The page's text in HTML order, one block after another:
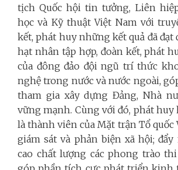
tịch Quốc hội tin tưởng, Liên
học và Kỹ thuật Việt Nam với
kết, phát huy những kết quả đã đạt
hạt nhân tập hợp, đoàn kết, phát
của đông đảo đội ngũ trí thức
nghệ trong nước và nước ngoài,
tham gia xây dựng Đảng, Nhà
vững mạnh. Cùng với đó, phát huy
là thành viên của Mặt trận Tổ quốc
giám sát và phản biện xã hội; đẩy
cao chất lượng các phong trào thi